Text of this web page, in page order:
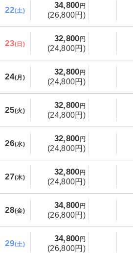
22(土)
34,800 円
(26,800円)
23(日)
32,800 円
(24,800円)
24(月)
32,800 円
(24,800円)
25(火)
32,800 円
(24,800円)
26(水)
32,800 円
(24,800円)
27(木)
32,800 円
(24,800円)
28(金)
34,800 円
(26,800円)
29(土)
34,800 円
(26,800円)